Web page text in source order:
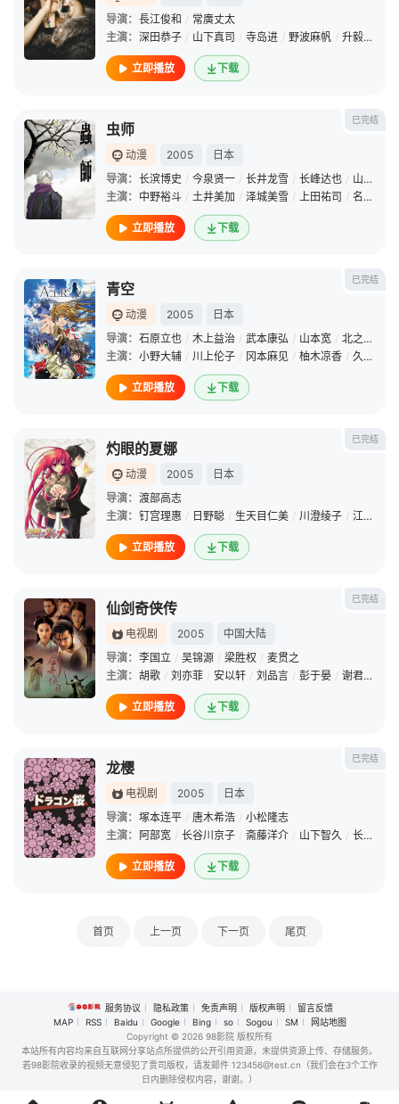
导演： 長江俊和 / 常廣丈太
主演： 深田恭子 / 山下真司 / 寺岛进 / 野波麻帆 / 升毅 /
立即播放 下载
已完结
虫师
动漫 2005
日本
导演： 长滨博史 / 今泉贤一 / 长井龙雪 / 长峰达也 / 山崎理
主演： 中野裕斗 / 土井美加 / 泽城美雪 / 上田祐司 / 名冢佳织
立即播放 下载
已完结
青空
动漫 2005
日本
导演： 石原立也 / 木上益治 / 武本康弘 / 山本宽 / 北之原孝将
主演： 小野大辅 / 川上伦子 / 冈本麻见 / 柚木凉香 / 久川绫
立即播放 下载
已完结
灼眼的夏娜
动漫 2005
日本
导演： 渡部高志
主演： 钉宫理惠 / 日野聪 / 生天目仁美 / 川澄绫子 / 江原正士
立即播放 下载
已完结
仙剑奇侠传
电视剧 2005
中国大陆
导演： 李国立 / 吴锦源 / 梁胜权 / 麦贯之
主演： 胡歌 / 刘亦菲 / 安以轩 / 刘品言 / 彭于晏 / 谢君豪
立即播放 下载
已完结
龙樱
电视剧 2005
日本
导演： 塚本连平 / 唐木希浩 / 小松隆志
主演： 阿部宽 / 长谷川京子 / 斋藤洋介 / 山下智久 / 长泽雅美
立即播放 下载
首页 上一页 下一页 尾页
服务协议 隐私政策 免责声明 版权声明
留言反馈
MAP
RSS Baidu Google Bing so Sogou SM
网站地图
Copyright © 2026 98影院 版权所有
本站所有内容均来自互联网分享站点所提供的公开引用资源，未提供资源上传、存储服务。
若98影院收录的视频无意侵犯了贵司版权，请发邮件 123456@test.cn（我们会在3个工作
日内删除侵权内容，谢谢。）